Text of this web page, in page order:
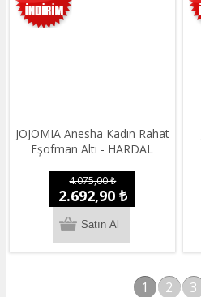
JOJOMIA Anesha Kadın Rahat
Eşofman Altı - HARDAL
4.075,00 ₺
2.692,90 ₺
1 2 3